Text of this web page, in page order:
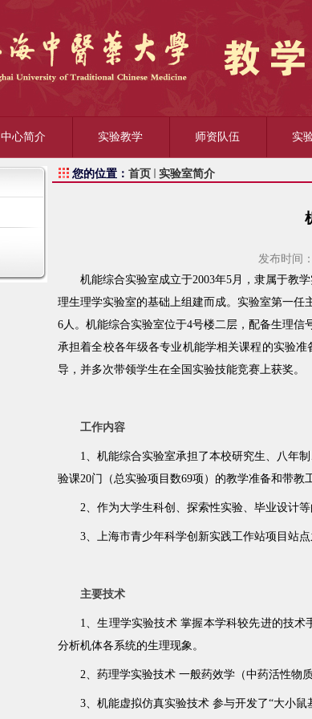
中心简介 实验教学 师资队伍 实
您的位置： 首页 实验室简介
发布时间
机能综合实验室成立于2003年5月，隶属于教
理生理学实验室的基础上组建而成。实验室第一任
6人。机能综合实验室位于4号楼二层，配备生理
承担着全校各年级各专业机能学相关课程的实验
导，并多次带领学生在全国实验技能竞赛上获奖。
工作内容
1、机能综合实验室承担了本校研究生、八年
验课20门（总实验项目数69项）的教学准备和带教
2、作为大学生科创、探索性实验、毕业设计等
3、上海市青少年科学创新实践工作站项目站点
主要技术
1、生理学实验技术 掌握本学科较先进的技
分析机体各系统的生理现象。
2、药理学实验技术 一般药效学（中药活性物
3、机能虚拟仿真实验技术 参与开发了“大小